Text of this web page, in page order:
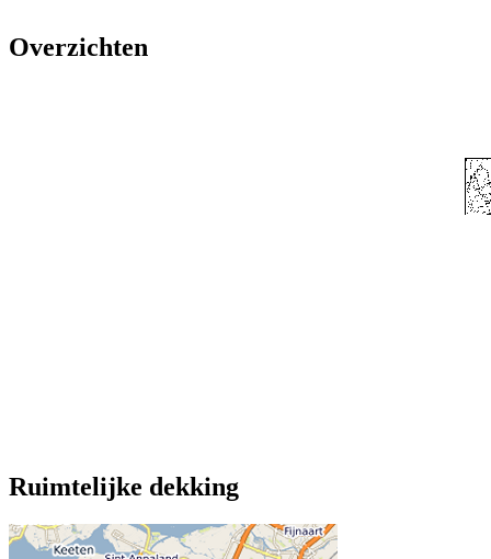
Overzichten
Ruimtelijke dekking